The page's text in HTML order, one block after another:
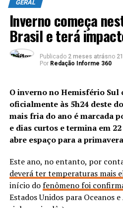
tráfego de
pesados.
O presidente da Alerj, Rodrigo
destacou a longa luta dos
deputado João Peixoto, cujo
orgulho.
Os agentes também
clandestina, e equipes da
Crimes Contra a Propriedade
fecharam uma loja de
produtos falsificados.
da Polícia Militar
da ação, localizados na
Itanhangá, controlada pelo
uma área de mata fechada,
baleados e encaminhados a
Barra da Tijuca.
GERAL
Inverno começa
Brasil e terá
Publicado 2 meses atrásno
Por Redação Informe 360
O inverno no Hemisfério Sul
oficialmente às 5h24 deste
mais fria do ano é marcada
e dias curtos e termina em
abre espaço para a
Este ano, no entanto, por
deverá ter temperaturas mais
início dofenômeno foi
Estados Unidos para Oceanos